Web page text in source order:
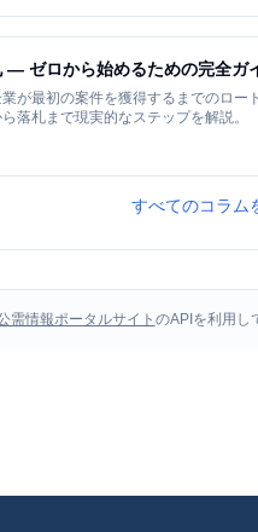
— ゼロから始めるための完全ガ
が最初の案件を獲得するまでのロー
落札まで現実的なステップを解説。
すべてのコラム
需情報ポータルサイト のAPIを利用し